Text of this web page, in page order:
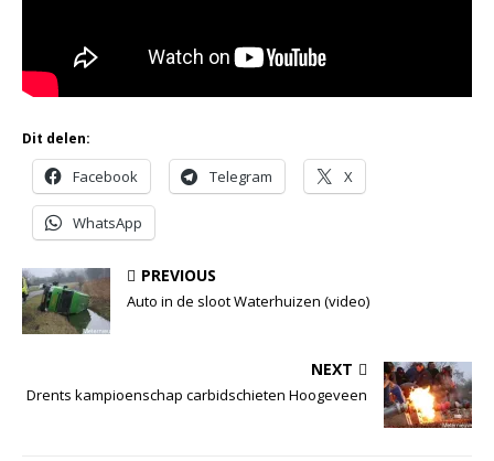
Dit delen:
Facebook Telegram X
WhatsApp
PREVIOUS
Auto in de sloot Waterhuizen (video)
NEXT
Drents kampioenschap carbidschieten Hoogeveen